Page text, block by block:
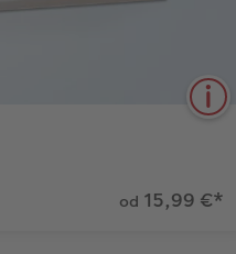
od 15,99 €*